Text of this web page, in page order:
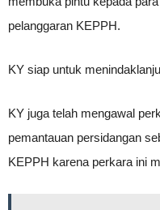
pelanggaran KEPPH.
KY siap untuk
KY juga telah mengawal
pemantauan persidangan
KEPPH karena perkara ini